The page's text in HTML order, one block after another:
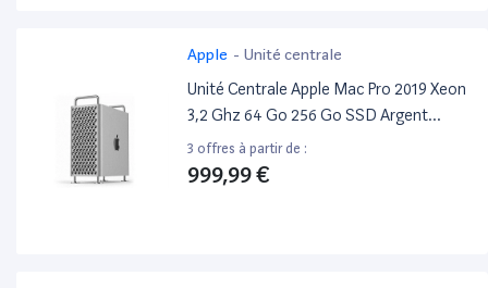
Apple - Unité centrale
Unité Centrale Apple Mac Pro 2019 Xeon
3,2 Ghz 64 Go 256 Go SSD Argent
Reconditionné
3 offres à partir de :
999,99 €